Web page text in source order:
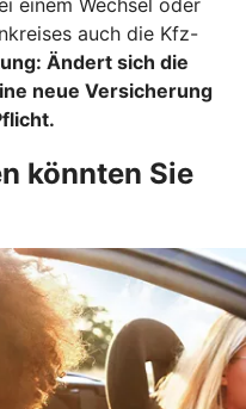
auch die Kfz-
Ändert sich die
neue Versicherung
könnten Sie